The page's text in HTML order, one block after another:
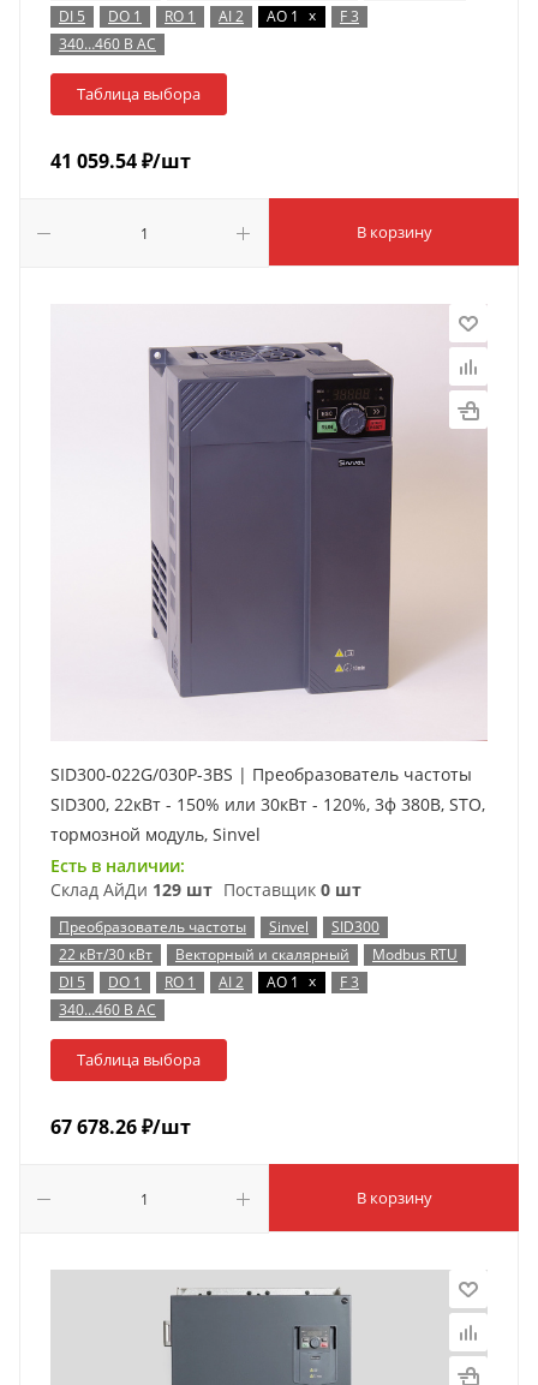
DI 5
DO 1 RO 1 AI 2 AO 1 x
F 3
340…460 В AC
Таблица выбора
41 059.54₽/шт
В корзину
SID300-022G/030P-3BS | Преобразователь частоты
SID300, 22кВт - 150% или 30кВт - 120%, 3ф 380В, STO,
тормозной модуль, Sinvel
Есть в наличии:
Склад АйДи 129 шт Поставщик 0 шт
Преобразователь частоты Sinvel
SID300
22 кВт/30 кВт
Векторный и скалярный
Modbus RTU
DI 5
DO 1 RO 1 AI 2 AO 1 x
F 3
340…460 В AC
Таблица выбора
67 678.26₽/шт
В корзину